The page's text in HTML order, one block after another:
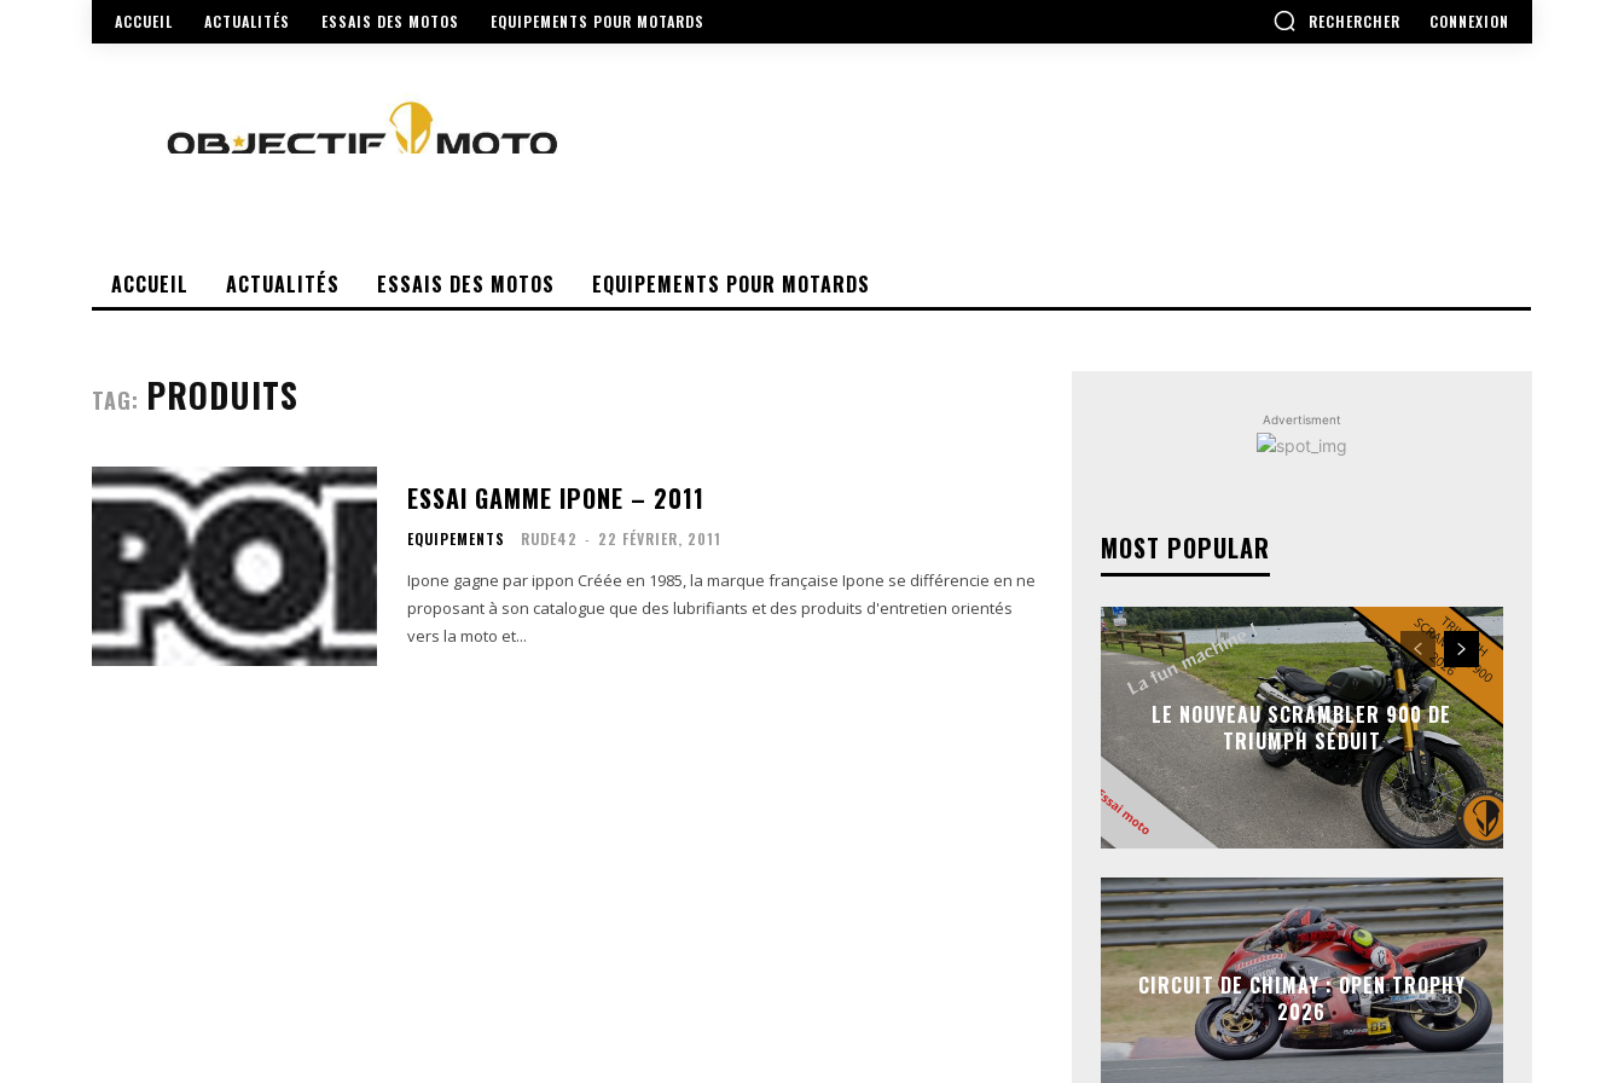
ACCUEIL ACTUALITÉS ESSAIS DES MOTOS EQUIPEMENTS POUR MOTARDS RECHERCHER CONNEXION
ACCUEIL ACTUALITÉS ESSAIS DES MOTOS EQUIPEMENTS POUR MOTARDS
TAG: PRODUITS
ESSAI GAMME IPONE – 2011
EQUIPEMENTS RUDE42 - 22 FÉVRIER, 2011
Ipone gagne par ippon Créée en 1985, la marque française Ipone se différencie en ne
proposant à son catalogue que des lubrifiants et des produits d'entretien orientés
vers la moto et...
Advertisment
MOST POPULAR
LE NOUVEAU SCRAMBLER 900 DE
TRIUMPH SÉDUIT
CIRCUIT DE CHIMAY : OPEN TROPHY
2026